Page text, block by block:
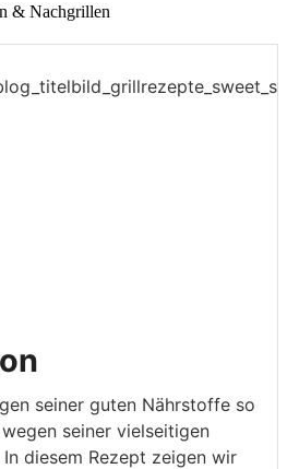
& Nachgrillen
seiner guten Nährstoffe so
seiner vielseitigen
diesem Rezept zeigen wir